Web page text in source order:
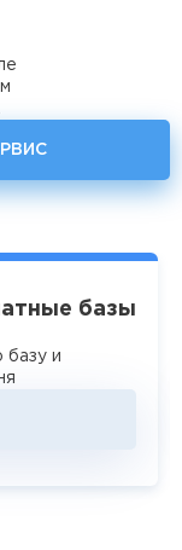
базы
базу и